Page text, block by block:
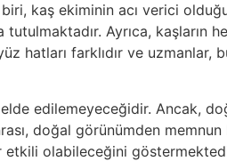
kaş ekiminin acı verici
Ayrıca, kaşların
farklıdır ve uzmanlar,
edilemeyeceğidir. Ancak,
doğal görünümden
etkili olabileceğini